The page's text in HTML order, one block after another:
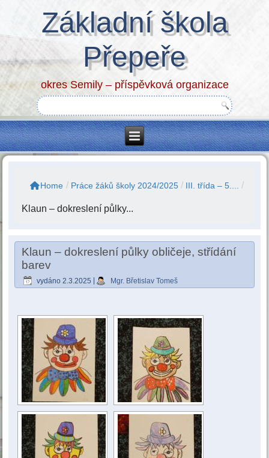
Základní škola
Přepeře
okres Semily – příspěvková organizace
Home / Práce žáků školy 2024/2025 / III. třída – 5.... /
Klaun – dokreslení půlky...
Klaun – dokreslení půlky obličeje, střídání
barev
vydáno 2.3.2025 Mgr. Břetislav Tomeš